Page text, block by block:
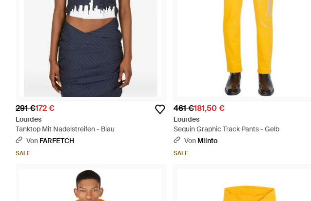
291 €172 €
Lourdes
Tanktop Mit Nadelstreifen - Blau
Von FARFETCH
SALE
461 €181,50 €
Lourdes
Sequin Graphic Track Pants - Gelb
Von Miinto
SALE